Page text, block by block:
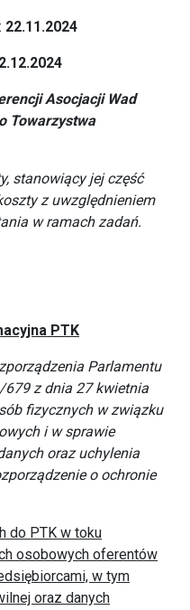
22.11.2024
2.12.2024
Asocjacji Wad
Towarzystwa
stanowiący jej część
z uwzględnieniem
w ramach zadań.
PTK
Parlamentu
679 z dnia 27 kwietnia
fizycznych w związku
i w sprawie
oraz uchylenia
o ochronie
do PTK w toku
osobowych oferentów
w tym
oraz danych